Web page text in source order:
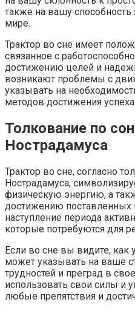
также на вашу
мире.
Трактор во сне имеет
связанное с
достижению целей и
возникают проблемы с
указывать на
методов достижения успеха.
Толкование по
Нострадамуса
Трактор во сне, согласно
Нострадамуса,
физическую энергию, а
достижению поставленных
наступление периода
которые потребуются для
Если во сне вы видите, как
может указывать на ваше
трудностей и преград в
использовать свои силы и
любые препятствия и